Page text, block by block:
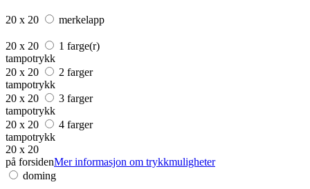
20 x 20 merkelapp
20 x 20
1 farge(r)
tampotrykk
20 x 20
2 farger
tampotrykk
20 x 20
3 farger
tampotrykk
20 x 20
4 farger
tampotrykk
20 x 20
på forsidenMer informasjon om trykkmuligheter
doming